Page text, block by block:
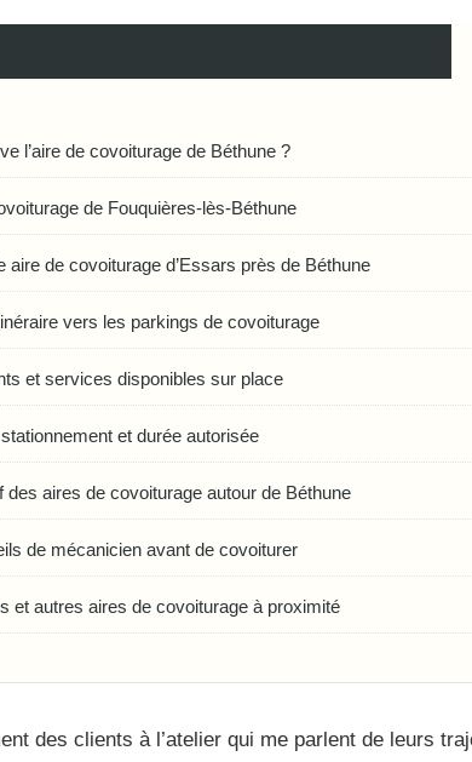
l’aire de covoiturage de Béthune ?
de Fouquières-lès-Béthune
aire de covoiturage d’Essars près de Béthune
vers les parkings de covoiturage
et services disponibles sur place
et durée autorisée
des aires de covoiturage autour de Béthune
de mécanicien avant de covoiturer
et autres aires de covoiturage à proximité
des clients à l’atelier qui me parlent de leurs